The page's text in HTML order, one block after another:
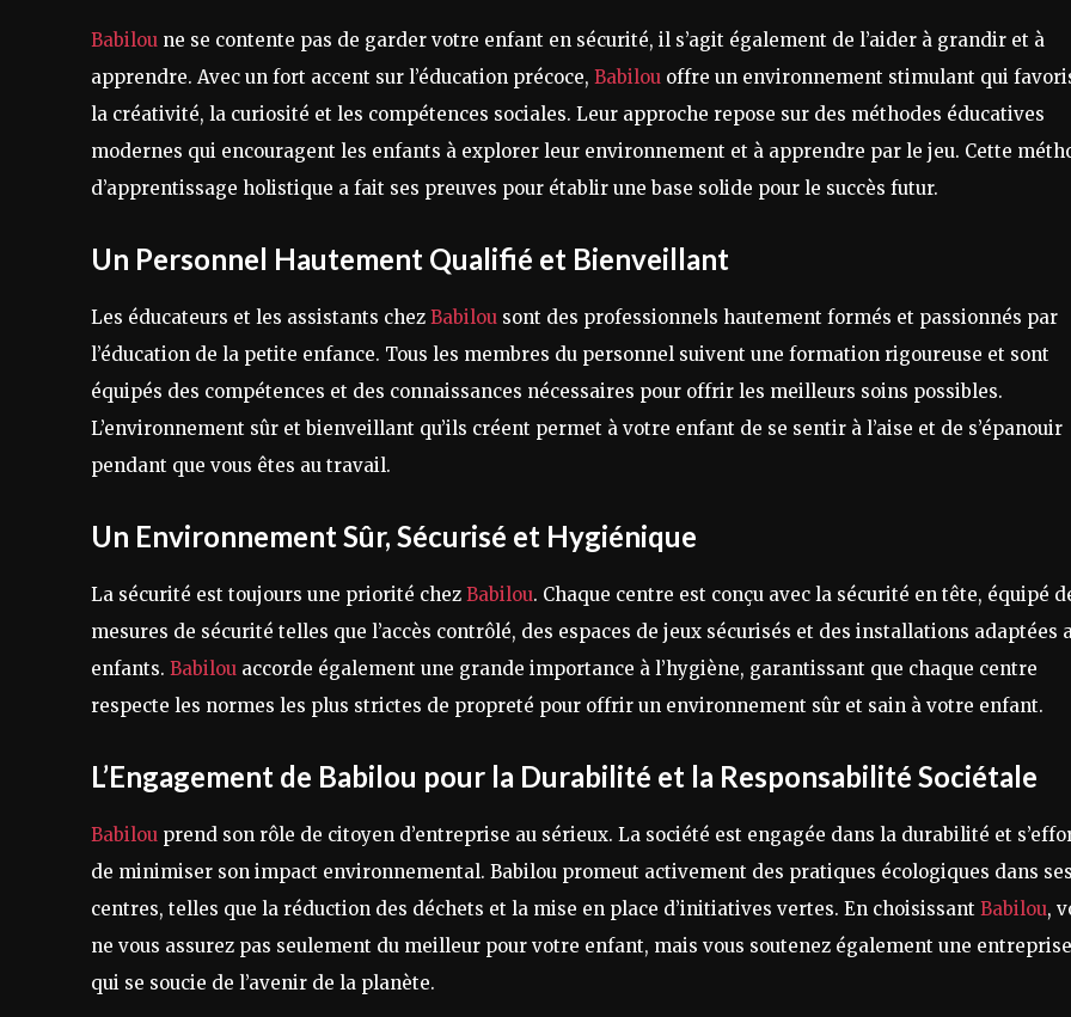
Babilou ne se contente pas de garder votre enfant en sécurité, il s’agit également de l’aider à grandir et à
apprendre. Avec un fort accent sur l’éducation précoce, Babilou offre un environnement stimulant qui
la créativité, la curiosité et les compétences sociales. Leur approche repose sur des méthodes éducatives
modernes qui encouragent les enfants à explorer leur environnement et à apprendre par le jeu. Cette
d’apprentissage holistique a fait ses preuves pour établir une base solide pour le succès futur.
Un Personnel Hautement Qualifié et Bienveillant
Les éducateurs et les assistants chez Babilou sont des professionnels hautement formés et passionnés par
l’éducation de la petite enfance. Tous les membres du personnel suivent une formation rigoureuse et sont
équipés des compétences et des connaissances nécessaires pour offrir les meilleurs soins possibles.
L’environnement sûr et bienveillant qu’ils créent permet à votre enfant de se sentir à l’aise et de s’épanouir
pendant que vous êtes au travail.
Un Environnement Sûr, Sécurisé et Hygiénique
La sécurité est toujours une priorité chez Babilou. Chaque centre est conçu avec la sécurité en tête, équipé
mesures de sécurité telles que l’accès contrôlé, des espaces de jeux sécurisés et des installations adaptées
enfants. Babilou accorde également une grande importance à l’hygiène, garantissant que chaque centre
respecte les normes les plus strictes de propreté pour offrir un environnement sûr et sain à votre enfant.
L’Engagement de Babilou pour la Durabilité et la Responsabilité Sociétale
Babilou prend son rôle de citoyen d’entreprise au sérieux. La société est engagée dans la durabilité et
de minimiser son impact environnemental. Babilou promeut activement des pratiques écologiques dans ses
centres, telles que la réduction des déchets et la mise en place d’initiatives vertes. En choisissant Babilou,
ne vous assurez pas seulement du meilleur pour votre enfant, mais vous soutenez également une entreprise
qui se soucie de l’avenir de la planète.